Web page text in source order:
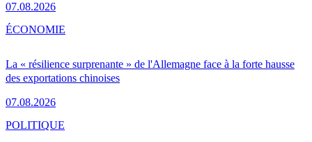
07.08.2026
La « résilience surprenante » de l'Allemagne face à la forte hausse
des exportations chinoises
07.08.2026
ÉCONOMIE
POLITIQUE